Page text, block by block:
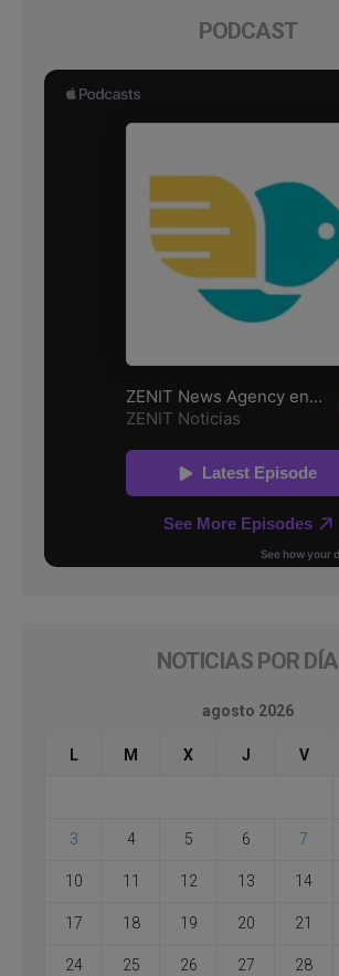
PODCAST
NOTICIAS POR DÍA
agosto 2026
L M X J V
3 4 5 6 7
10 11 12 13 14
17 18 19 20 21
24 25 26 27 28